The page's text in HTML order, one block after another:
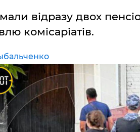
відразу двох
комісаріатів.